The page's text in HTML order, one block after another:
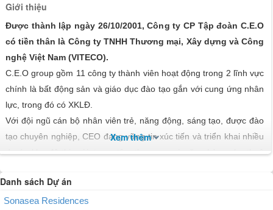
Giới thiệu
Được thành lập ngày 26/10/2001, Công ty CP Tập đoàn C.E.O
có tiền thân là Công ty TNHH Thương mại, Xây dựng và Công
nghệ Việt Nam (VITECO).
C.E.O group gồm 11 công ty thành viên hoạt động trong 2 lĩnh vực
chính là bất động sản và giáo dục đào tạo gắn với cung ứng nhân
lực, trong đó có XKLĐ.
Với đội ngũ cán bộ nhân viên trẻ, năng động, sáng tạo, được đào
tạo chuyên nghiệp, CEO đang vững tin xúc tiến và triển khai nhiều
dự án khu đô thị mới, trung tâm thương mại, văn phòng cho thuê
nguồn nhân lực chất lượng cao... tại Hà Nội, Hà Nam, Bắc Ninh,
Phú Quốc và các địa bàn khác trên cả nước.
Xem thêm
Danh sách Dự án
Sonasea Residences